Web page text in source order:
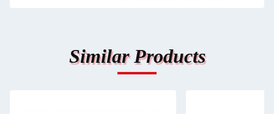
Similar Products